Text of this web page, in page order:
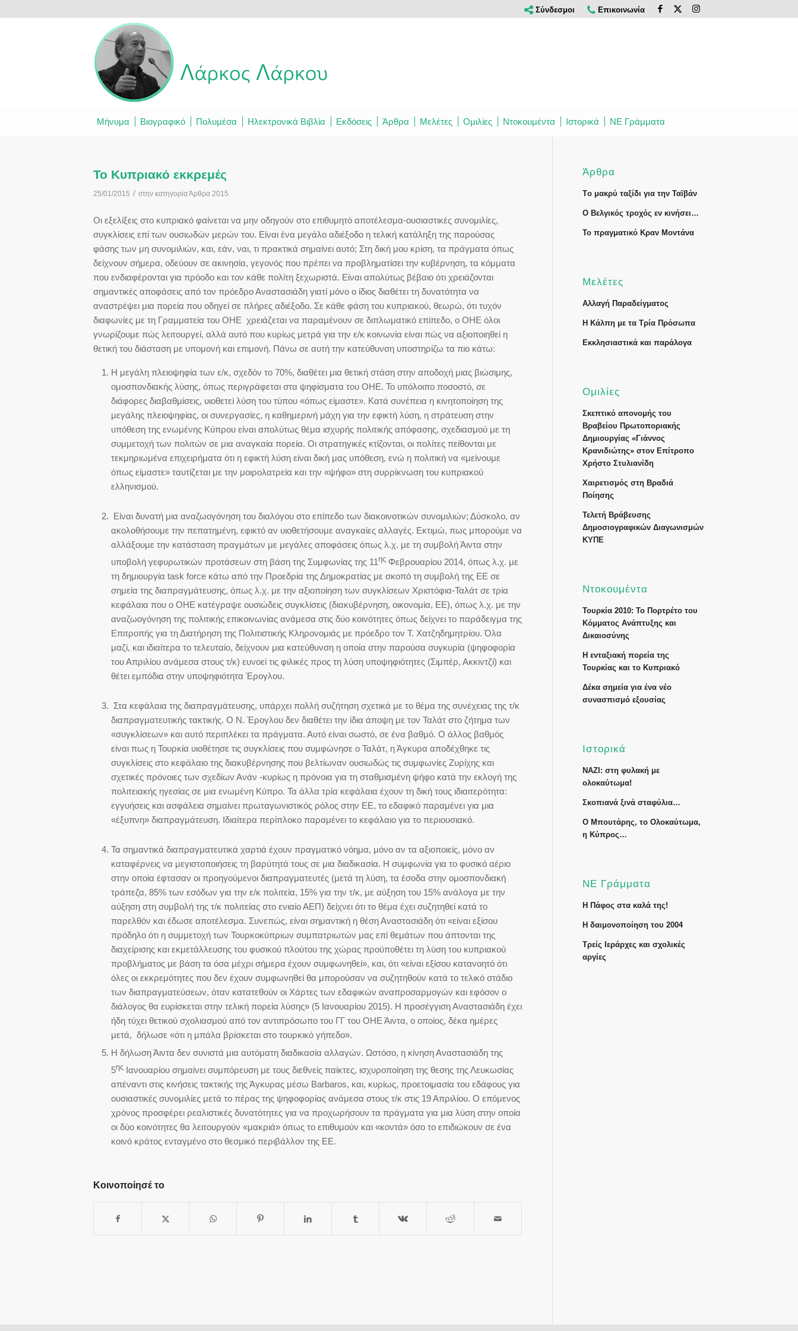
Σύνδεσμοι Επικοινωνία
Μήνυμα Βιογραφικό Πολυμέσα Ηλεκτρονικά Βιβλία Εκδόσεις Άρθρα Μελέτες Ομιλίες Ντοκουμέντα Ιστορικά ΝΕ Γράμματα
Το Κυπριακό εκκρεμές
25/01/2015 / στην κατηγορίαΆρθρα 2015
Οι εξελίξεις στο κυπριακό φαίνεται να μην οδηγούν στο επιθυμητό αποτέλεσμα-ουσιαστικές συνομιλίες,
συγκλίσεις επί των ουσιωδών μερών του. Είναι ένα μεγάλο αδιέξοδο η τελική κατάληξη της παρούσας
φάσης των μη συνομιλιών, και, εάν, ναι, τι πρακτικά σημαίνει αυτό; Στη δική μου κρίση, τα πράγματα όπως
δείχνουν σήμερα, οδεύουν σε ακινησία, γεγονός που πρέπει να προβληματίσει την κυβέρνηση, τα κόμματα
που ενδιαφέρονται για πρόοδο και τον κάθε πολίτη ξεχωριστά. Είναι απολύτως βέβαιο ότι χρειάζονται
σημαντικές αποφάσεις από τον πρόεδρο Αναστασιάδη γιατί μόνο ο ίδιος διαθέτει τη δυνατότητα να
αναστρέψει μια πορεία που οδηγεί σε πλήρες αδιέξοδο. Σε κάθε φάση του κυπριακού, θεωρώ, ότι τυχόν
διαφωνίες με τη Γραμματεία του ΟΗΕ χρειάζεται να παραμένουν σε διπλωματικό επίπεδο, ο ΟΗΕ όλοι
γνωρίζουμε πώς λειτουργεί, αλλά αυτό που κυρίως μετρά για την ε/κ κοινωνία είναι πώς να αξιοποιηθεί η
θετική του διάσταση με υπομονή και επιμονή. Πάνω σε αυτή την κατεύθυνση υποστηρίζω τα πιο κάτω:
Η μεγάλη πλειοψηφία των ε/κ, σχεδόν το 70%, διαθέτει μια θετική στάση στην αποδοχή μιας βιώσιμης,
ομοσπονδιακής λύσης, όπως περιγράφεται στα ψηφίσματα του ΟΗΕ. Το υπόλοιπο ποσοστό, σε
διάφορες διαβαθμίσεις, υιοθετεί λύση του τύπου «όπως είμαστε». Κατά συνέπεια η κινητοποίηση της
μεγάλης πλειοψηφίας, οι συνεργασίες, η καθημερινή μάχη για την εφικτή λύση, η στράτευση στην
υπόθεση της ενωμένης Κύπρου είναι απολύτως θέμα ισχυρής πολιτικής απόφασης, σχεδιασμού με τη
συμμετοχή των πολιτών σε μια αναγκαία πορεία. Οι στρατηγικές κτίζονται, οι πολίτες πείθονται με
τεκμηριωμένα επιχειρήματα ότι η εφικτή λύση είναι δική μας υπόθεση, ενώ η πολιτική να «μείνουμε
όπως είμαστε» ταυτίζεται με την μοιρολατρεία και την «ψήφο» στη συρρίκνωση του κυπριακού
ελληνισμού.
Είναι δυνατή μια αναζωογόνηση του διαλόγου στο επίπεδο των διακοινοτικών συνομιλιών; Δύσκολο, αν
ακολοθήσουμε την πεπατημένη, εφικτό αν υιοθετήσουμε αναγκαίες αλλαγές. Εκτιμώ, πως μπορούμε να
αλλάξουμε την κατάσταση πραγμάτων με μεγάλες αποφάσεις όπως λ.χ. με τη συμβολή Άιντα στην
υποβολή γεφυρωτικών προτάσεων στη βάση της Συμφωνίας της 11ης Φεβρουαρίου 2014, όπως λ.χ. με
τη δημιουργία task force κάτω από την Προεδρία της Δημοκρατίας με σκοπό τη συμβολή της ΕΕ σε
σημεία της διαπραγμάτευσης, όπως λ.χ. με την αξιοποίηση των συγκλίσεων Χριστόφια-Ταλάτ σε τρία
κεφάλαια που ο ΟΗΕ κατέγραψε ουσιώδεις συγκλίσεις (διακυβέρνηση, οικονομία, ΕΕ), όπως λ.χ. με την
αναζωογόνηση της πολιτικής επικοινωνίας ανάμεσα στις δύο κοινότητες όπως δείχνει το παράδειγμα της
Επιτροπής για τη Διατήρηση της Πολιτιστικής Κληρονομιάς με πρόεδρο τον Τ. Χατζηδημητρίου. Όλα
μαζί, και ιδιαίτερα το τελευταίο, δείχνουν μια κατεύθυνση η οποία στην παρούσα συγκυρία (ψηφοφορία
του Απριλίου ανάμεσα στους τ/κ) ευνοεί τις φιλικές προς τη λύση υποψηφιότητες (Σιμπέρ, Ακκιντζί) και
θέτει εμπόδια στην υποψηφιότητα Έρογλου.
Στα κεφάλαια της διαπραγμάτευσης, υπάρχει πολλή συζήτηση σχετικά με το θέμα της συνέχειας της τ/κ
διαπραγματευτικής τακτικής. Ο Ν. Έρογλου δεν διαθέτει την ίδια άποψη με τον Ταλάτ στο ζήτημα των
«συγκλίσεων» και αυτό περιπλέκει τα πράγματα. Αυτό είναι σωστό, σε ένα βαθμό. Ο άλλος βαθμός
είναι πως η Τουρκία υιοθέτησε τις συγκλίσεις που συμφώνησε ο Ταλάτ, η Άγκυρα αποδέχθηκε τις
συγκλίσεις στο κεφάλαιο της διακυβέρνησης που βελτίωναν ουσιωδώς τις συμφωνίες Ζυρίχης και
σχετικές πρόνοιες των σχεδίων Ανάν -κυρίως η πρόνοια για τη σταθμισμένη ψήφο κατά την εκλογή της
πολιτειακής ηγεσίας σε μια ενωμένη Κύπρο. Τα άλλα τρία κεφάλαια έχουν τη δική τους ιδιαιτερότητα:
εγγυήσεις και ασφάλεια σημαίνει πρωταγωνιστικός ρόλος στην ΕΕ, το εδαφικό παραμένει για μια
«έξυπνη» διαπραγμάτευση. Ιδιαίτερα περίπλοκο παραμένει το κεφάλαιο για το περιουσιακό.
Τα σημαντικά διαπραγματευτικά χαρτιά έχουν πραγματικό νόημα, μόνο αν τα αξιοποιείς, μόνο αν
καταφέρνεις να μεγιστοποιήσεις τη βαρύτητά τους σε μια διαδικασία. Η συμφωνία για το φυσικό αέριο
στην οποία έφτασαν οι προηγούμενοι διαπραγματευτές (μετά τη λύση, τα έσοδα στην ομοσπονδιακή
τράπεζα, 85% των εσόδων για την ε/κ πολιτεία, 15% για την τ/κ, με αύξηση του 15% ανάλογα με την
αύξηση στη συμβολή της τ/κ πολιτείας στο ενιαίο ΑΕΠ) δείχνει ότι το θέμα έχει συζητηθεί κατά το
παρελθόν και έδωσε αποτέλεσμα. Συνεπώς, είναι σημαντική η θέση Αναστασιάδη ότι «είναι εξίσου
πρόδηλο ότι η συμμετοχή των Τουρκοκύπριων συμπατριωτών μας επί θεμάτων που άπτονται της
διαχείρισης και εκμετάλλευσης του φυσικού πλούτου της χώρας προϋποθέτει τη λύση του κυπριακού
προβλήματος με βάση τα όσα μέχρι σήμερα έχουν συμφωνηθεί», και, ότι «είναι εξίσου κατανοητό ότι
όλες οι εκκρεμότητες που δεν έχουν συμφωνηθεί θα μπορούσαν να συζητηθούν κατά το τελικό στάδιο
των διαπραγματεύσεων, όταν κατατεθούν οι Χάρτες των εδαφικών αναπροσαρμογών και εφόσον ο
διάλογος θα ευρίσκεται στην τελική πορεία λύσης» (5 Ιανουαρίου 2015). Η προσέγγιση Αναστασιάδη έχει
ήδη τύχει θετικού σχολιασμού από τον αντιπρόσωπο του ΓΓ του ΟΗΕ Άιντα, ο οποίος, δέκα ημέρες
μετά, δήλωσε «ότι η μπάλα βρίσκεται στο τουρκικό γήπεδο».
Η δήλωση Άιντα δεν συνιστά μια αυτόματη διαδικασία αλλαγών. Ωστόσο, η κίνηση Αναστασιάδη της
5ης Ιανουαρίου σημαίνει συμπόρευση με τους διεθνείς παίκτες, ισχυροποίηση της θεσης της Λευκωσίας
απέναντι στις κινήσεις τακτικής της Άγκυρας μέσω Barbaros, και, κυρίως, προετοιμασία του εδάφους για
ουσιαστικές συνομιλίες μετά το πέρας της ψηφοφορίας ανάμεσα στους τ/κ στις 19 Απριλίου. Ο επόμενος
χρόνος προσφέρει ρεαλιστικές δυνατότητες για να προχωρήσουν τα πράγματα για μια λύση στην οποία
οι δύο κοινότητες θα λειτουργούν «μακριά» όπως το επιθυμούν και «κοντά» όσο το επιδιώκουν σε ένα
κοινό κράτος ενταγμένο στο θεσμικό περιβάλλον της ΕΕ.
Κοινοποίησέ το
Άρθρα
Tο μακρύ ταξίδι για την Ταϊβάν
Ο Βελγικός τροχός εν κινήσει…
Το πραγματικό Κραν Μοντάνα
Μελέτες
Αλλαγή Παραδείγματος
Η Κάλπη με τα Τρία Πρόσωπα
Εκκλησιαστικά και παράλογα
Ομιλίες
Σκεπτικό απονομής του
Βραβείου Πρωτοποριακής
Δημιουργίας «Γιάννος
Κρανιδιώτης» στον Επίτροπο
Χρήστο Στυλιανίδη
Χαιρετισμός στη Βραδιά
Ποίησης
Τελετή Βράβευσης
Δημοσιογραφικών Διαγωνισμών
ΚΥΠΕ
Ντοκουμέντα
Τουρκία 2010: Το Πορτρέτο του
Κόμματος Ανάπτυξης και
Δικαιοσύνης
Η ενταξιακή πορεία της
Τουρκίας και το Κυπριακό
Δέκα σημεία για ένα νέο
συνασπισμό εξουσίας
Ιστορικά
ΝΑΖΙ: στη φυλακή με
ολοκαύτωμα!
Σκοπιανά ξινά σταφύλια…
Ο Μπουτάρης, το Ολοκαύτωμα,
η Κύπρος…
ΝΕ Γράμματα
Η Πάφος στα καλά της!
Η δαιμονοποίηση του 2004
Τρείς Ιεράρχες και σχολικές
αργίες